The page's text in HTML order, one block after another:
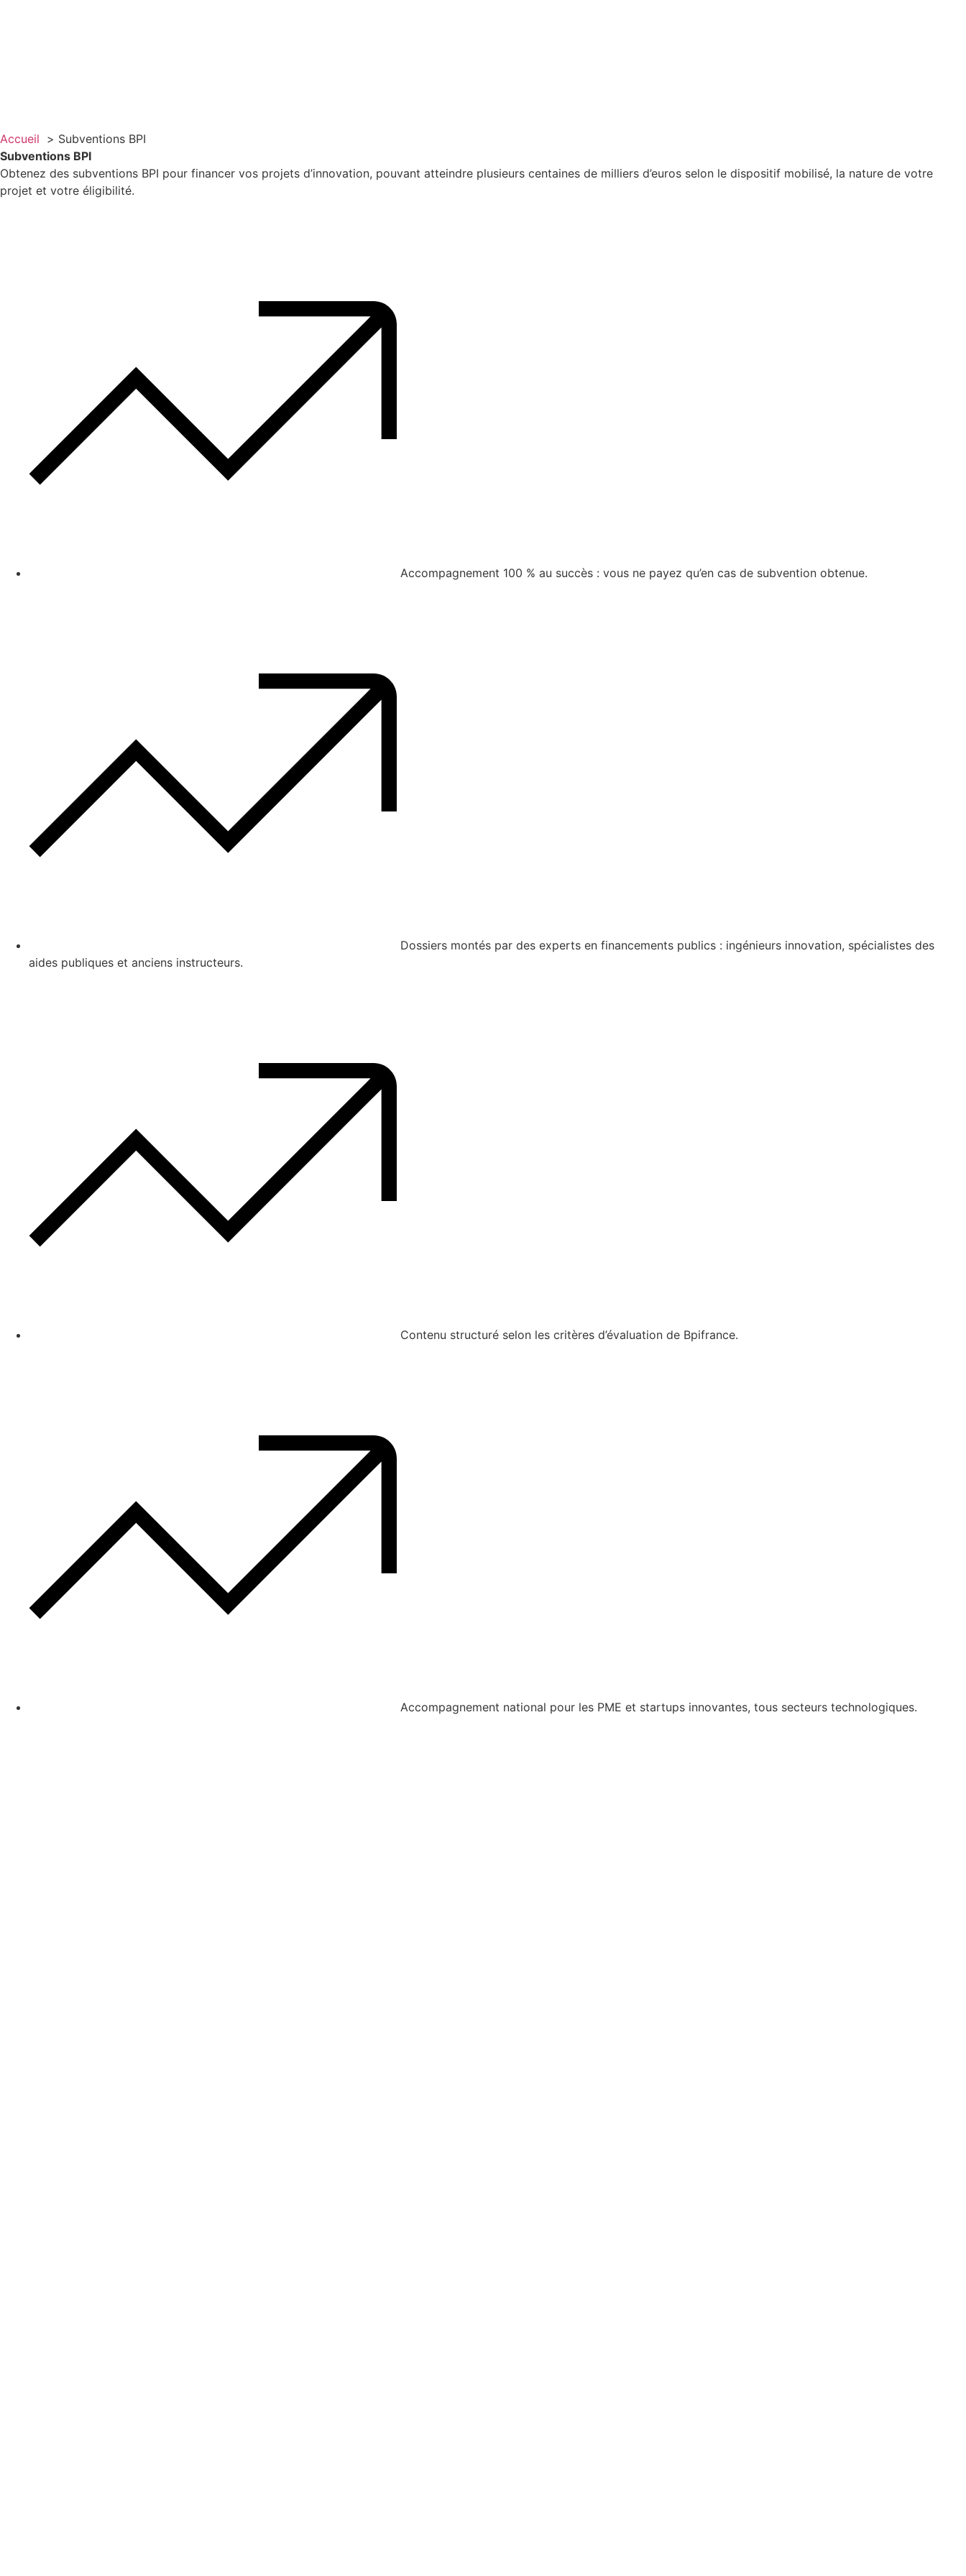
Accueil
Subventions BPI
Subventions BPI
Obtenez des subventions BPI pour financer vos projets d’innovation, pouvant atteindre plusieurs centaines de milliers d’euros selon le dispositif mobilisé, la nature de votre
projet et votre éligibilité.
Accompagnement 100 % au succès : vous ne payez qu’en cas de subvention obtenue.
Dossiers montés par des experts en financements publics : ingénieurs innovation, spécialistes des
aides publiques et anciens instructeurs.
Contenu structuré selon les critères d’évaluation de Bpifrance.
Accompagnement national pour les PME et startups innovantes, tous secteurs technologiques.